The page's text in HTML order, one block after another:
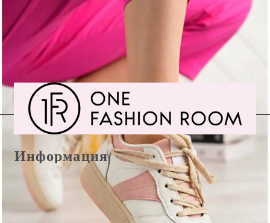
Информация
E-Mail office@onefashionroom.eu
Формуляр за връщане/замяна